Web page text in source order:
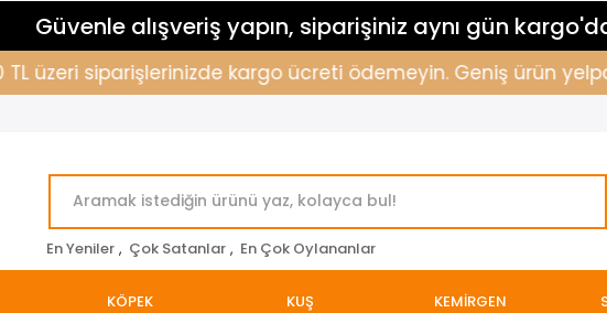
Güvenle alışveriş yapın, siparişiniz aynı gün
siparişlerinizde kargo ücreti ödemeyin. Geniş ürün
En Yeniler , Çok Satanlar , En Çok Oylananlar
KÖPEK KUŞ KEMİRGEN